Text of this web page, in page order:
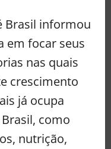
Brasil informou
em focar seus
nas quais
crescimento
já ocupa
como
nutrição,